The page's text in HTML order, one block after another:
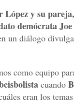
López y su
demócrata
un diálogo
como equipo
cuando
eran los